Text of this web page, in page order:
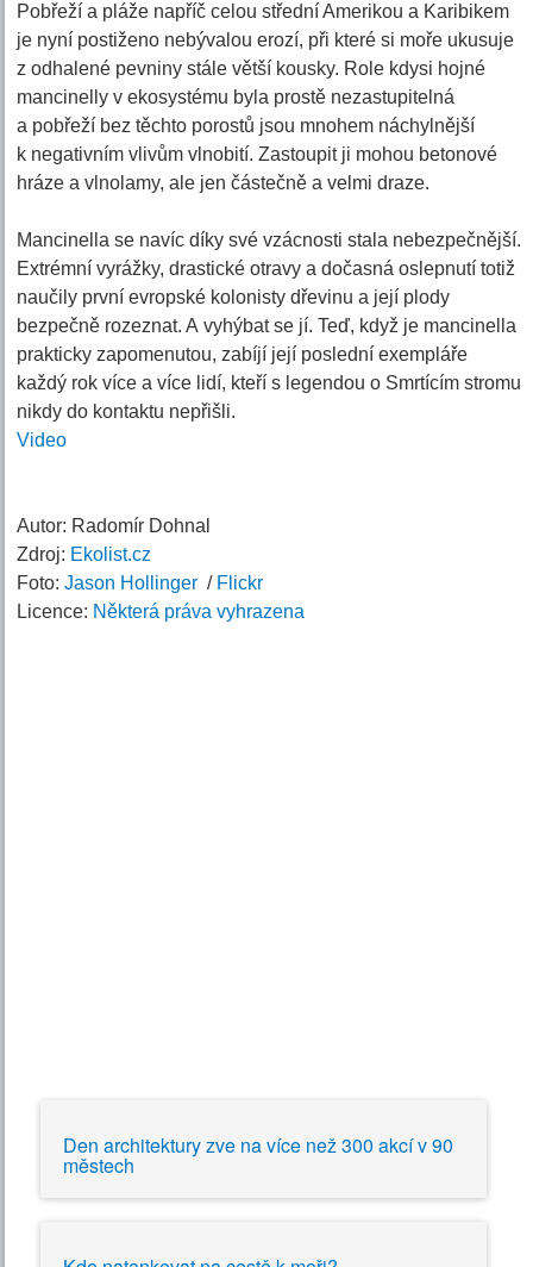
Pobřeží a pláže napříč celou střední Amerikou a Karibikem
je nyní postiženo nebývalou erozí, při které si moře ukusuje
z odhalené pevniny stále větší kousky. Role kdysi hojné
mancinelly v ekosystému byla prostě nezastupitelná
a pobřeží bez těchto porostů jsou mnohem náchylnější
k negativním vlivům vlnobití. Zastoupit ji mohou betonové
hráze a vlnolamy, ale jen částečně a velmi draze.
Mancinella se navíc díky své vzácnosti stala nebezpečnější.
Extrémní vyrážky, drastické otravy a dočasná oslepnutí totiž
naučily první evropské kolonisty dřevinu a její plody
bezpečně rozeznat. A vyhýbat se jí. Teď, když je mancinella
prakticky zapomenutou, zabíjí její poslední exempláře
každý rok více a více lidí, kteří s legendou o Smrtícím stromu
nikdy do kontaktu nepřišli.
Video
Autor: Radomír Dohnal
Zdroj: Ekolist.cz
Foto:Jason Hollinger / Flickr
Licence: Některá práva vyhrazena
Den architektury zve na více než 300 akcí v 90
městech